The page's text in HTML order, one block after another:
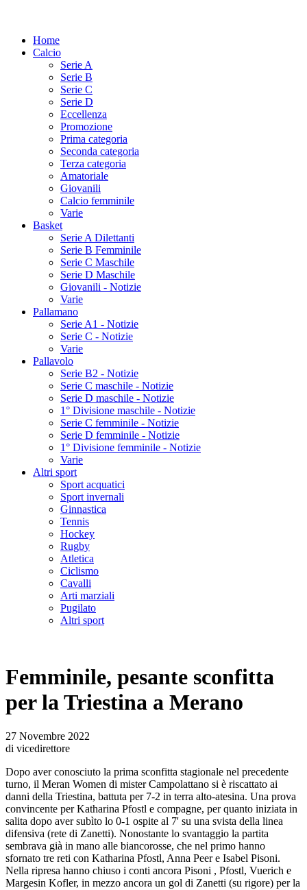
Home
Calcio
Serie A
Serie B
Serie C
Serie D
Eccellenza
Promozione
Prima categoria
Seconda categoria
Terza categoria
Amatoriale
Giovanili
Calcio femminile
Varie
Basket
Serie A Dilettanti
Serie B Femminile
Serie C Maschile
Serie D Maschile
Giovanili - Notizie
Varie
Pallamano
Serie A1 - Notizie
Serie C - Notizie
Varie
Pallavolo
Serie B2 - Notizie
Serie C maschile - Notizie
Serie D maschile - Notizie
1° Divisione maschile - Notizie
Serie C femminile - Notizie
Serie D femminile - Notizie
1° Divisione femminile - Notizie
Varie
Altri sport
Sport acquatici
Sport invernali
Ginnastica
Tennis
Hockey
Rugby
Atletica
Ciclismo
Cavalli
Arti marziali
Pugilato
Altri sport
Femminile, pesante sconfitta
per la Triestina a Merano
27 Novembre 2022
di vicedirettore
Dopo aver conosciuto la prima sconfitta stagionale nel precedente
turno, il Meran Women di mister Campolattano si è riscattato ai
danni della Triestina, battuta per 7-2 in terra alto-atesina. Una prova
convincente per Katharina Pfostl e compagne, per quanto iniziata in
salita dopo aver subìto lo 0-1 ospite al 7' su una svista della linea
difensiva (rete di Zanetti). Nonostante lo svantaggio la partita
sembrava già in mano alle biancorosse, che nel primo hanno
sfornato tre reti con Katharina Pfostl, Anna Peer e Isabel Pisoni.
Nella ripresa hanno chiuso i conti ancora Pisoni , Pfostl, Vuerich e
Margesin Kofler, in mezzo ancora un gol di Zanetti (su rigore) per la